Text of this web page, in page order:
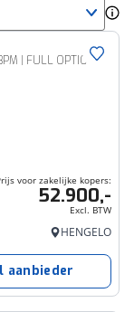
| FULL OPTION |
voor zakelijke kopers:
52.900,-
Excl. BTW
HENGELO
aanbieder